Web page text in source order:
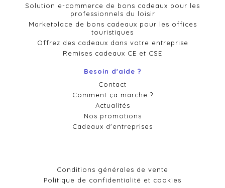
Solution e-commerce de bons cadeaux pour les
professionnels du loisir
Marketplace de bons cadeaux pour les offices
touristiques
Offrez des cadeaux dans votre entreprise
Remises cadeaux CE et CSE
Besoin d'aide ?
Contact
Comment ça marche ?
Actualités
Nos promotions
Cadeaux d'entreprises
Conditions générales de vente
Politique de confidentialité et cookies